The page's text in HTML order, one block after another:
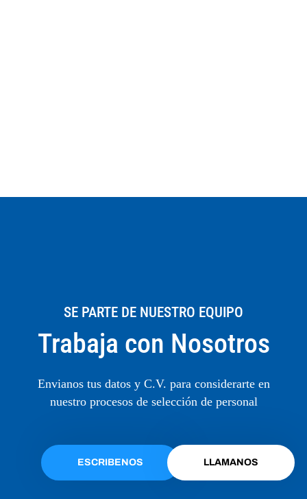
SE PARTE DE NUESTRO EQUIPO
Trabaja con Nosotros
Envianos tus datos y C.V. para considerarte en
nuestro procesos de selección de personal
ESCRIBENOS LLAMANOS